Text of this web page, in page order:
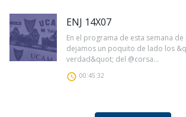
ENJ 14X07
En el programa de esta semana de
dejamos un poquito de lado los
verdad&quot; del @corsa...
00:45:32